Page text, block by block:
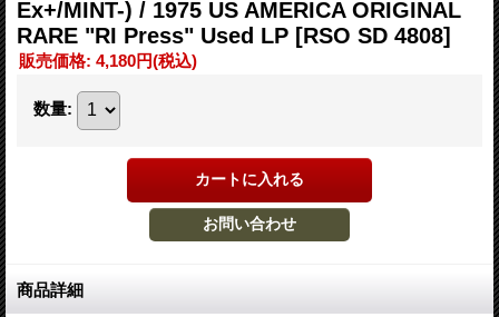
Ex+/MINT-) / 1975 US AMERICA ORIGINAL
RARE "RI Press" Used LP [RSO SD 4808]
販売価格: 4,180円(税込)
数量:
商品詳細